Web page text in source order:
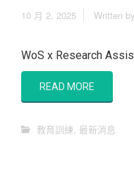
10 月 2, 2025 Written by
WoS x Research
READ MORE
教育訓練, 最新消息